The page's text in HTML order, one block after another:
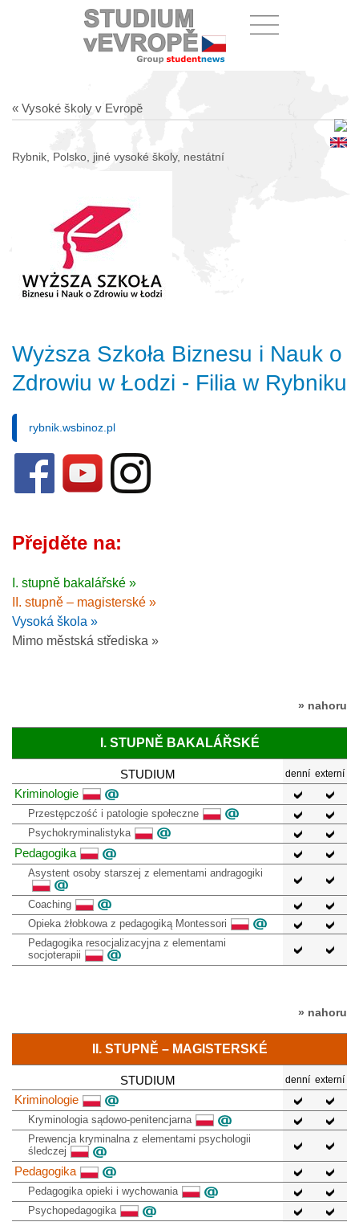
« Vysoké školy v Evropě
Rybnik, Polsko, jiné vysoké školy, nestátní
Wyższa Szkoła Biznesu i Nauk o
Zdrowiu w Łodzi - Filia w Rybniku
rybnik.wsbinoz.pl
Přejděte na:
I. stupně bakalářské »
II. stupně – magisterské »
Vysoká škola »
Mimo městská střediska »
» nahoru
I. STUPNĚ BAKALÁŘSKÉ
STUDIUM denní externí
Kriminologie
Przestępczość i patologie społeczne
Psychokryminalistyka
Pedagogika
Asystent osoby starszej z elementami andragogiki
Coaching
Opieka żłobkowa z pedagogiką Montessori
Pedagogika resocjalizacyjna z elementami
socjoterapii
» nahoru
II. STUPNĚ – MAGISTERSKÉ
STUDIUM denní externí
Kriminologie
Kryminologia sądowo-penitencjarna
Prewencja kryminalna z elementami psychologii
śledczej
Pedagogika
Pedagogika opieki i wychowania
Psychopedagogika